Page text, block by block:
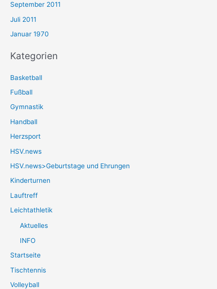
September 2011
Juli 2011
Januar 1970
Kategorien
Basketball
Fußball
Gymnastik
Handball
Herzsport
HSV.news
HSV.news>Geburtstage und Ehrungen
Kinderturnen
Lauftreff
Leichtathletik
Aktuelles
INFO
Startseite
Tischtennis
Volleyball